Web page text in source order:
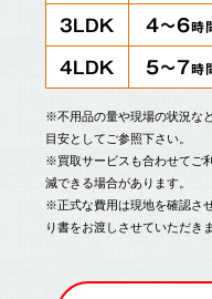
3LDK 4～6時
4LDK 5～7時
※不用品の量や現場の状況な
目安としてご参照下さい。
※買取サービスも合わせてご
減できる場合があります。
※正式な費用は現地を確認さ
り書をお渡しさせていただき